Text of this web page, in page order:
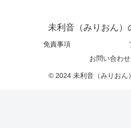
未利音（みりおん）
免責事項
お問い合わせ
© 2024 未利音（みりおん